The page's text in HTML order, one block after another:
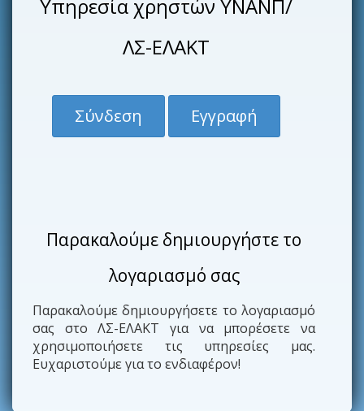
Υπηρεσία χρηστών ΥΝΑΝΠ/
ΛΣ-ΕΛΑΚΤ
Σύνδεση Εγγραφή
Παρακαλούμε δημιουργήστε το
λογαριασμό σας
Παρακαλούμε δημιουργήσετε το λογαριασμό
σας στο ΛΣ-ΕΛΑΚΤ για να μπορέσετε να
χρησιμοποιήσετε τις υπηρεσίες μας.
Ευχαριστούμε για το ενδιαφέρον!